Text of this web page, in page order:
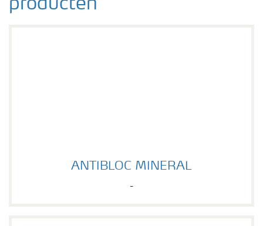
producten
ANTIBLOC MINERAL
-